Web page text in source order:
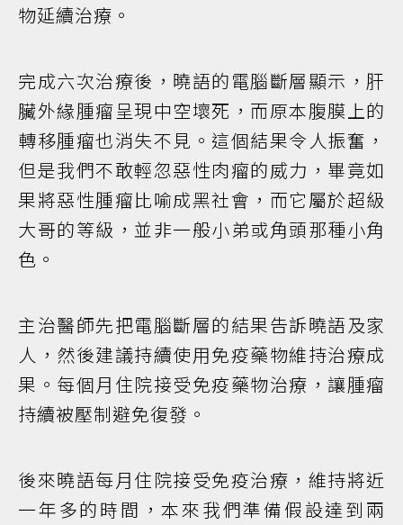
物延續治療。
完成六次治療後，曉語的電腦斷層顯示，肝
臟外緣腫瘤呈現中空壞死，而原本腹膜上的
轉移腫瘤也消失不見。這個結果令人振奮，
但是我們不敢輕忽惡性肉瘤的威力，畢竟如
果將惡性腫瘤比喻成黑社會，而它屬於超級
大哥的等級，並非一般小弟或角頭那種小角
色。
主治醫師先把電腦斷層的結果告訴曉語及家
人，然後建議持續使用免疫藥物維持治療成
果。每個月住院接受免疫藥物治療，讓腫瘤
持續被壓制避免復發。
後來曉語每月住院接受免疫治療，維持將近
一年多的時間，本來我們準備假設達到兩